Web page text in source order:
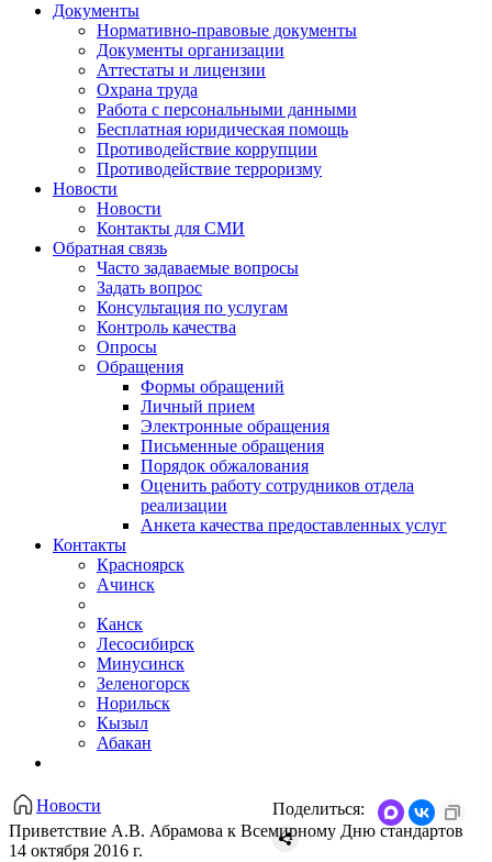
Документы
Нормативно-правовые документы
Документы организации
Аттестаты и лицензии
Охрана труда
Работа с персональными данными
Бесплатная юридическая помощь
Противодействие коррупции
Противодействие терроризму
Новости
Новости
Контакты для СМИ
Обратная связь
Часто задаваемые вопросы
Задать вопрос
Консультация по услугам
Контроль качества
Опросы
Обращения
Формы обращений
Личный прием
Электронные обращения
Письменные обращения
Порядок обжалования
Оценить работу сотрудников отдела
реализации
Анкета качества предоставленных услуг
Контакты
Красноярск
Ачинск
Канск
Лесосибирск
Минусинск
Зеленогорск
Норильск
Кызыл
Абакан
Новости
Приветствие А.В. Абрамова к Всемирному Дню стандартов
14 октября 2016 г.
Поделиться: